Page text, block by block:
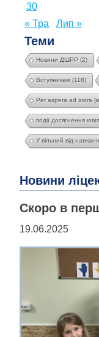
30
« Тра
Лип »
Теми
Новини ДШРР (2)
Вступникам (118)
Per aspera ad astra
події досягнення
У вільний від
Новини
Скоро в
19.06.2025